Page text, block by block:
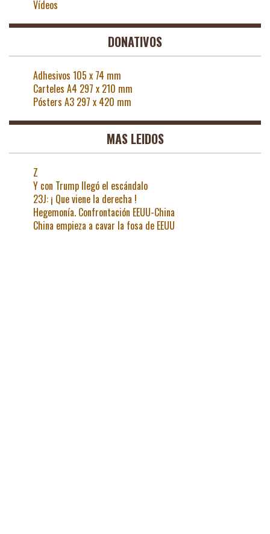
Vídeos
DONATIVOS
Adhesivos 105 x 74 mm
Carteles A4 297 x 210 mm
Pósters A3 297 x 420 mm
MAS LEIDOS
Z
Y con Trump llegó el escándalo
23J: ¡ Que viene la derecha !
Hegemonía. Confrontación EEUU-China
China empieza a cavar la fosa de EEUU